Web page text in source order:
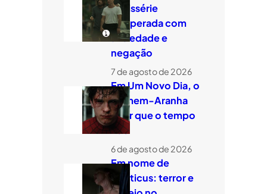
minissérie
temperada com
ansiedade e
negação
7 de agosto de 2026
Em Um Novo Dia, o
Homem-Aranha
quer que o tempo
voe
6 de agosto de 2026
Em nome de
Leviticus: terror e